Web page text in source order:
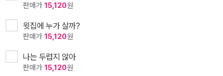
판매가 15,120원
윗집에 누가 살까?
판매가 15,120원
나는 두렵지 않아
판매가 15,120원